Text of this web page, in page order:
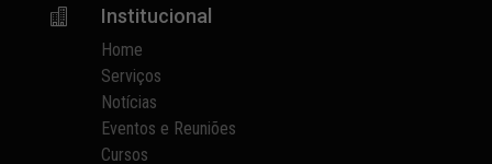
 Institucional
Home
Serviços
Notícias
Eventos e Reuniões
Cursos